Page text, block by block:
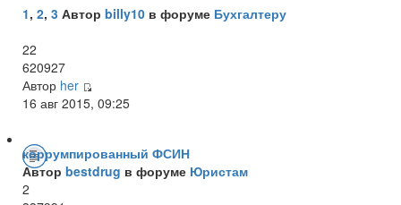
1, 2, 3 Автор billy10 в форуме Бухгалтеру
22
620927
Автор her
16 авг 2015, 09:25
коррумпированный ФСИН
Автор bestdrug в форуме Юристам
2